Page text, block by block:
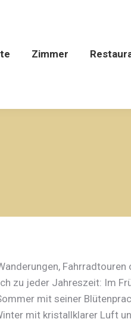
Zimmer
zu jeder Jahreszeit: Im
mit seiner
mit kristallklarer Luft